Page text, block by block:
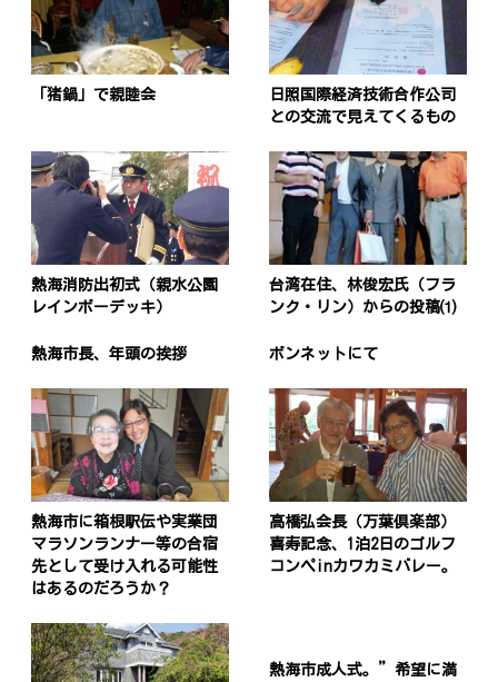
「猪鍋」で親睦会
日照国際経済技術合作公司
との交流で見えてくるもの
熱海消防出初式（親水公園
レインボーデッキ）
台湾在住、林俊宏氏（フラ
ンク・リン）からの投稿⑴
熱海市長、年頭の挨拶 ボンネットにて
熱海市に箱根駅伝や実業団
マラソンランナー等の合宿
先として受け入れる可能性
はあるのだろうか？
高橋弘会長（万葉倶楽部）
喜寿記念、1泊2日のゴルフ
コンペinカワカミバレー。
熱海市成人式。”希望に満